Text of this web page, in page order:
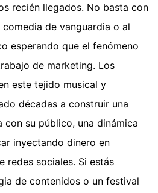
recién llegados. No basta con
de vanguardia o al
esperando que el fenómeno
de marketing. Los
este tejido musical y
décadas a construir una
su público, una dinámica
inyectando dinero en
redes sociales. Si estás
de contenidos o un festival